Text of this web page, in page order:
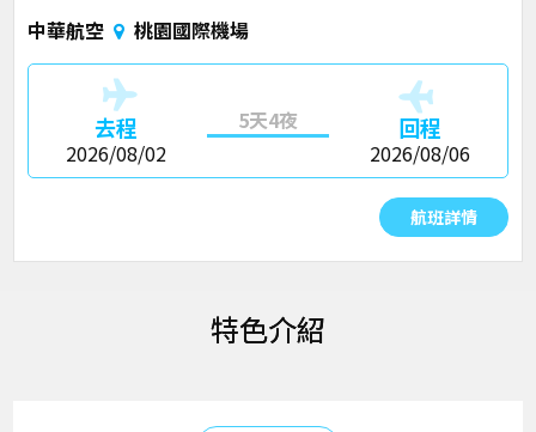
中華航空 桃園國際機場
去程
2026/08/02
5天4夜 回程
2026/08/06
航班詳情
特色介紹